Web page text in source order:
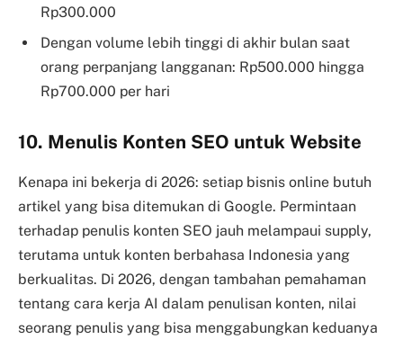
Rp300.000
Dengan volume lebih tinggi di akhir bulan saat
orang perpanjang langganan: Rp500.000 hingga
Rp700.000 per hari
10. Menulis Konten SEO untuk Website
Kenapa ini bekerja di 2026: setiap bisnis online butuh
artikel yang bisa ditemukan di Google. Permintaan
terhadap penulis konten SEO jauh melampaui supply,
terutama untuk konten berbahasa Indonesia yang
berkualitas. Di 2026, dengan tambahan pemahaman
tentang cara kerja AI dalam penulisan konten, nilai
seorang penulis yang bisa menggabungkan keduanya